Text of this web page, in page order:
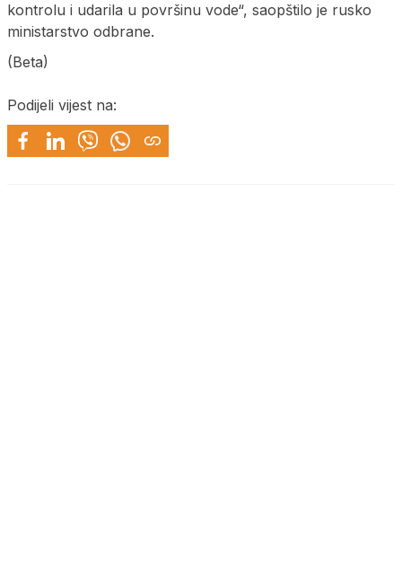
kontrolu i udarila u površinu vode“, saopštilo je rusko
ministarstvo odbrane.
(Beta)
Podijeli vijest na: